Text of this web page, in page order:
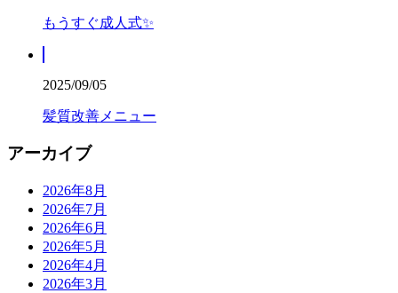
もうすぐ成人式✨
2025/09/05
髪質改善メニュー
アーカイブ
2026年8月
2026年7月
2026年6月
2026年5月
2026年4月
2026年3月